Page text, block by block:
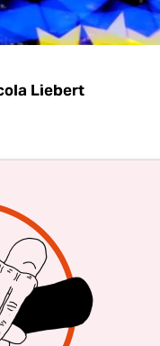
Liebert
(EZB) am
Volkswirte auf
zu
die Preise im